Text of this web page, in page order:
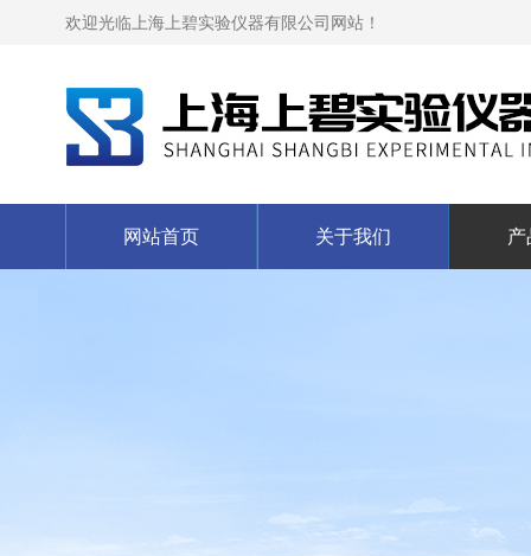
欢迎光临上海上碧实验仪器有限公司网站！
网站首页 关于我们 产